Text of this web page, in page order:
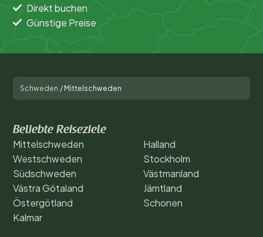
Direkt buchen
Günstige Preise
Schweden / Mittelschweden
Beliebte Reiseziele
Mittelschweden
Westschweden
Südschweden
Västra Götaland
Östergötland
Kalmar
Halland
Stockholm
Västmanland
Jämtland
Schonen